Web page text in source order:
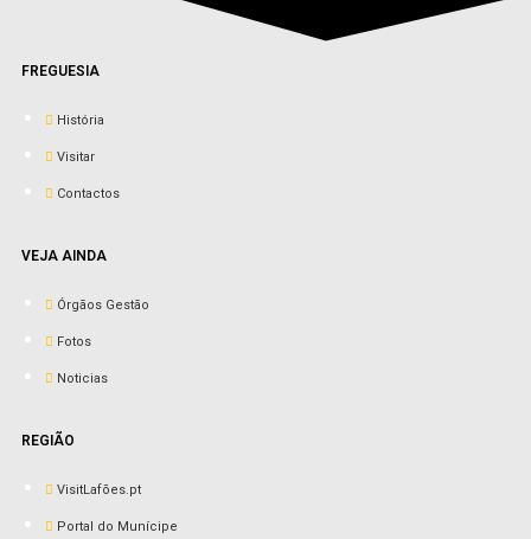
FREGUESIA
História
Visitar
Contactos
VEJA AINDA
Órgãos Gestão
Fotos
Noticias
REGIÃO
VisitLafões.pt
Portal do Munícipe